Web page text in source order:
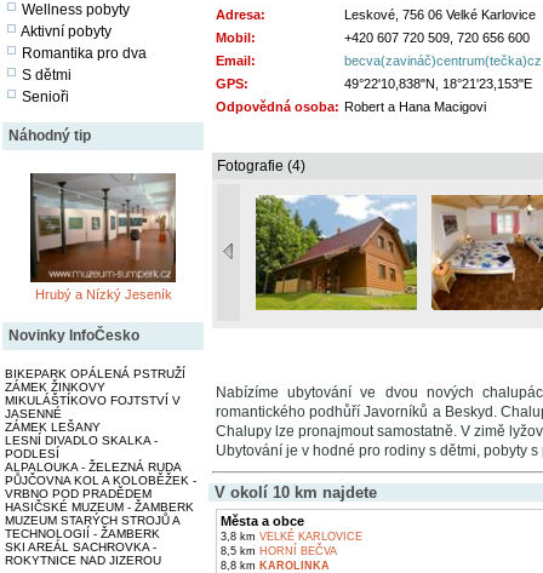
Wellness pobyty
Aktivní pobyty
Romantika pro dva
S dětmi
Senioři
Náhodný tip
Hrubý a Nízký Jeseník
Novinky InfoČesko
BIKEPARK OPÁLENÁ PSTRUŽÍ
ZÁMEK ŽINKOVY
MIKULÁŠTÍKOVO FOJTSTVÍ V
JASENNÉ
ZÁMEK LEŠANY
LESNÍ DIVADLO SKALKA -
PODLESÍ
ALPALOUKA - ŽELEZNÁ RUDA
PŮJČOVNA KOL A KOLOBĚŽEK -
VRBNO POD PRADĚDEM
HASIČSKÉ MUZEUM - ŽAMBERK
MUZEUM STARÝCH STROJŮ A
TECHNOLOGIÍ - ŽAMBERK
SKI AREÁL SACHROVKA -
ROKYTNICE NAD JIZEROU
Adresa:
Leskové, 756 06 Velké Karlovice
Mobil:
+420 607 720 509, 720 656 600
Email:
becva(zavináč)centrum(tečka)cz
GPS:
49°22'10,838"N, 18°21'23,153"E
Odpovědná osoba: Robert a Hana Macigovi
Fotografie (4)
Nabízíme ubytování ve dvou nových
romantického podhůří Javorníků a Beskyd.
Chalupy lze pronajmout samostatně. V zimě
Ubytování je v hodné pro rodiny s dětmi, pobyty
V okolí 10 km najdete
Města a obce
3,8 km VELKÉ KARLOVICE
8,5 km HORNÍ BEČVA
8,8 km KAROLINKA